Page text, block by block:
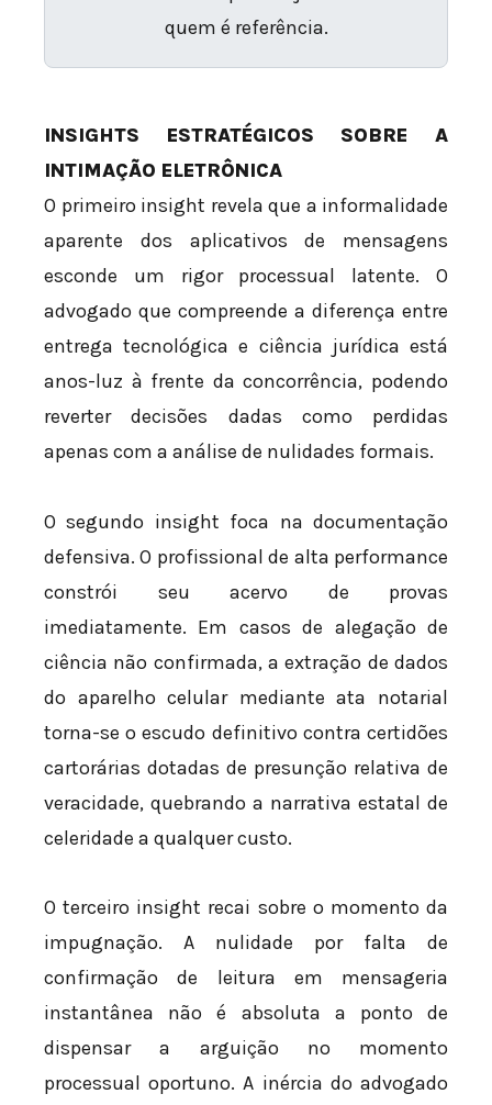
quem é referência.
INSIGHTS ESTRATÉGICOS SOBRE A
INTIMAÇÃO ELETRÔNICA
O primeiro insight revela que a informalidade
aparente dos aplicativos de mensagens
esconde um rigor processual latente. O
advogado que compreende a diferença entre
entrega tecnológica e ciência jurídica está
anos-luz à frente da concorrência, podendo
reverter decisões dadas como perdidas
apenas com a análise de nulidades formais.
O segundo insight foca na documentação
defensiva. O profissional de alta performance
constrói seu acervo de provas
imediatamente. Em casos de alegação de
ciência não confirmada, a extração de dados
do aparelho celular mediante ata notarial
torna-se o escudo definitivo contra certidões
cartorárias dotadas de presunção relativa de
veracidade, quebrando a narrativa estatal de
celeridade a qualquer custo.
O terceiro insight recai sobre o momento da
impugnação. A nulidade por falta de
confirmação de leitura em mensageria
instantânea não é absoluta a ponto de
dispensar a arguição no momento
processual oportuno. A inércia do advogado